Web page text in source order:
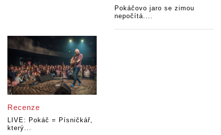
Pokáčovo jaro se zimou
nepočítá....
Recenze
LIVE: Pokáč = Písničkář,
který...